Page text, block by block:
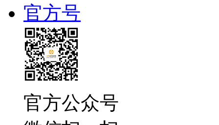
官方号
官方公众号